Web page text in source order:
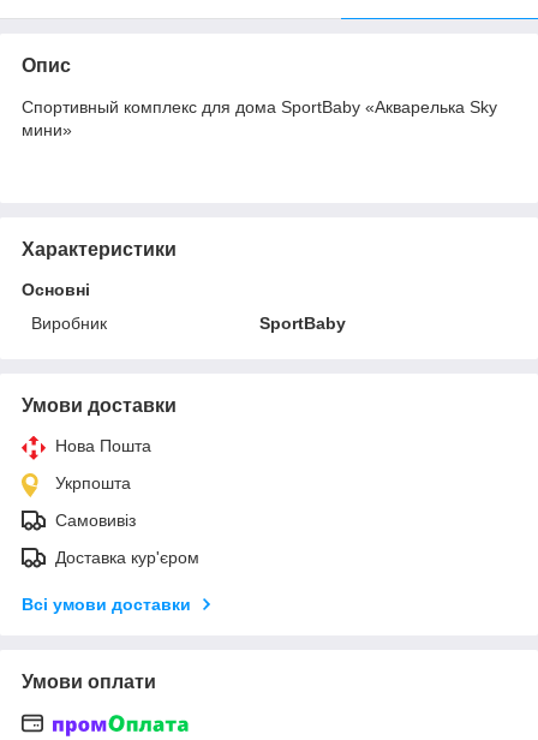
Опис
Спортивный комплекс для дома SportBaby «Акварелька Sky
мини»
Характеристики
Основні
Виробник
SportBaby
Умови доставки
Нова Пошта
Укрпошта
Самовивіз
Доставка кур'єром
Всі умови доставки
Умови оплати